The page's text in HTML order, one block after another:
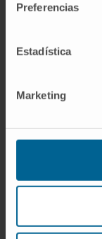
Preferencias
Estadística
Marketing